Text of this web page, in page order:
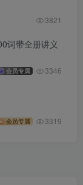
3821
词带全册讲义
会员专属 3346
会员专属 3319